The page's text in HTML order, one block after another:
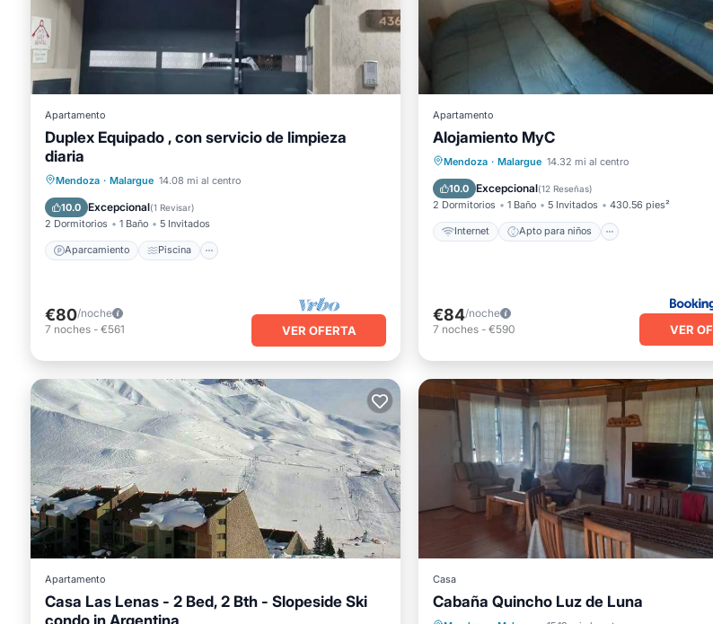
detalles compartidos y somos considerados "precisos". Si tiene alguna preocupación sobre el información o
esto Casa, por favor déjanos saber.
Apartamento
Duplex Equipado , con servicio de limpieza
diaria
Mendoza · Malargue 14.08 mi al centro
10.0 Excepcional(1 Revisar)
2 Dormitorios 1 Baño 5 Invitados
Aparcamiento Piscina
Aparcamiento
Piscina
Balcón/Terraza
€80/noche
7 noches - €561 VER OFERTA
Apartamento
Alojamiento MyC
Mendoza · Malargue 14.32 mi al centro
10.0 Excepcional(12 Reseñas)
2 Dormitorios 1 Baño 5 Invitados 430.56 pies²
Internet Apto para niños
Internet
Apto para niños
Seguridad/Protección
€84/noche
7 noches - €590 VER
Apartamento
Casa Las Lenas - 2 Bed, 2 Bth - Slopeside Ski
condo in Argentina
Casa
Cabaña Quincho Luz de Luna